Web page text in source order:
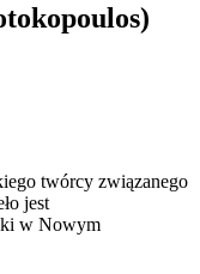
twórcy związanego
jest
w Nowym